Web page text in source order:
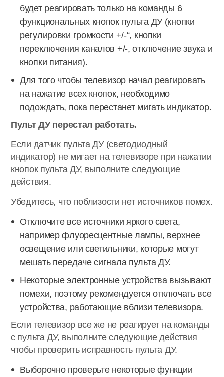
будет реагировать только на команды 6
функциональных кнопок пульта ДУ (кнопки
регулировки громкости +/-“, кнопки
переключения каналов +/-, отключение звука и
кнопки питания).
Для того чтобы телевизор начал реагировать
на нажатие всех кнопок, необходимо
подождать, пока перестанет мигать индикатор.
Пульт ДУ перестал работать.
Если датчик пульта ДУ (светодиодный
индикатор) не мигает на телевизоре при нажатии
кнопок пульта ДУ, выполните следующие
действия.
Убедитесь, что поблизости нет источников помех.
Отключите все источники яркого света,
например флуоресцентные лампы, верхнее
освещение или светильники, которые могут
мешать передаче сигнала пульта ДУ.
Некоторые электронные устройства вызывают
помехи, поэтому рекомендуется отключать все
устройства, работающие вблизи телевизора.
Если телевизор все же не реагирует на команды
с пульта ДУ, выполните следующие действия
чтобы проверить исправность пульта ДУ.
Выборочно проверьте некоторые функции